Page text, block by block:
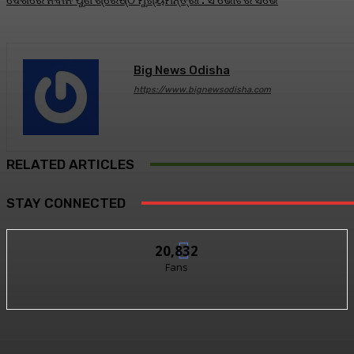
Big News Odisha
https://www.bignewsodisha.com
RELATED ARTICLES
STAY CONNECTED
20,832
Fans